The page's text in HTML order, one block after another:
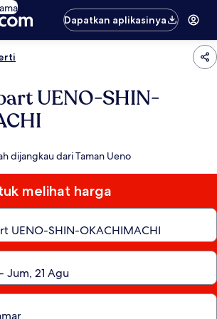
Dapatkan aplikasinya
UENO-SHIN-
dijangkau dari Taman Ueno
melihat harga